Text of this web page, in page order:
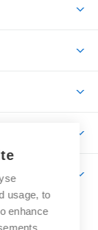
usage, to
enhance